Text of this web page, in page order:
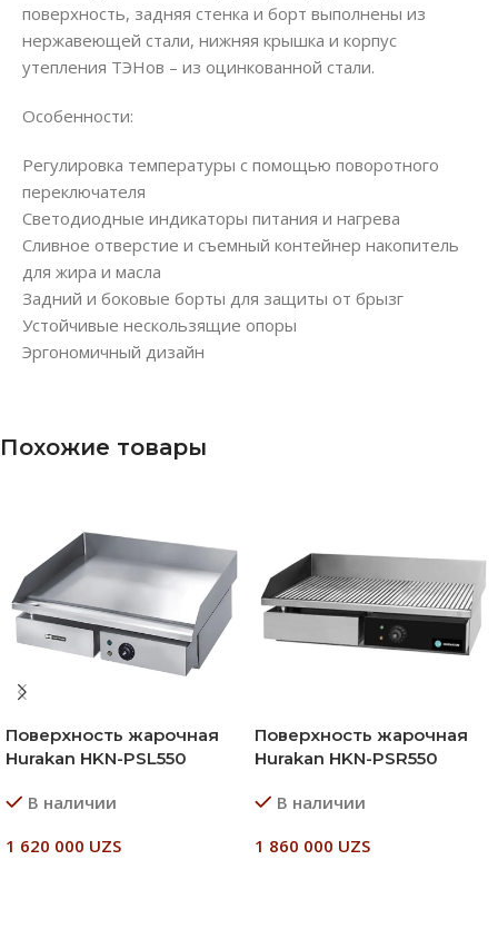
поверхность, задняя стенка и борт выполнены из
нержавеющей стали, нижняя крышка и корпус
утепления ТЭНов – из оцинкованной стали.
Особенности:
Регулировка температуры с помощью поворотного
переключателя
Светодиодные индикаторы питания и нагрева
Сливное отверстие и съемный контейнер накопитель
для жира и масла
Задний и боковые борты для защиты от брызг
Устойчивые нескользящие опоры
Эргономичный дизайн
Похожие товары
Поверхность жарочная
Hurakan HKN-PSL550
В наличии
1 620 000 UZS
Поверхность жарочная
Hurakan HKN-PSR550
В наличии
1 860 000 UZS